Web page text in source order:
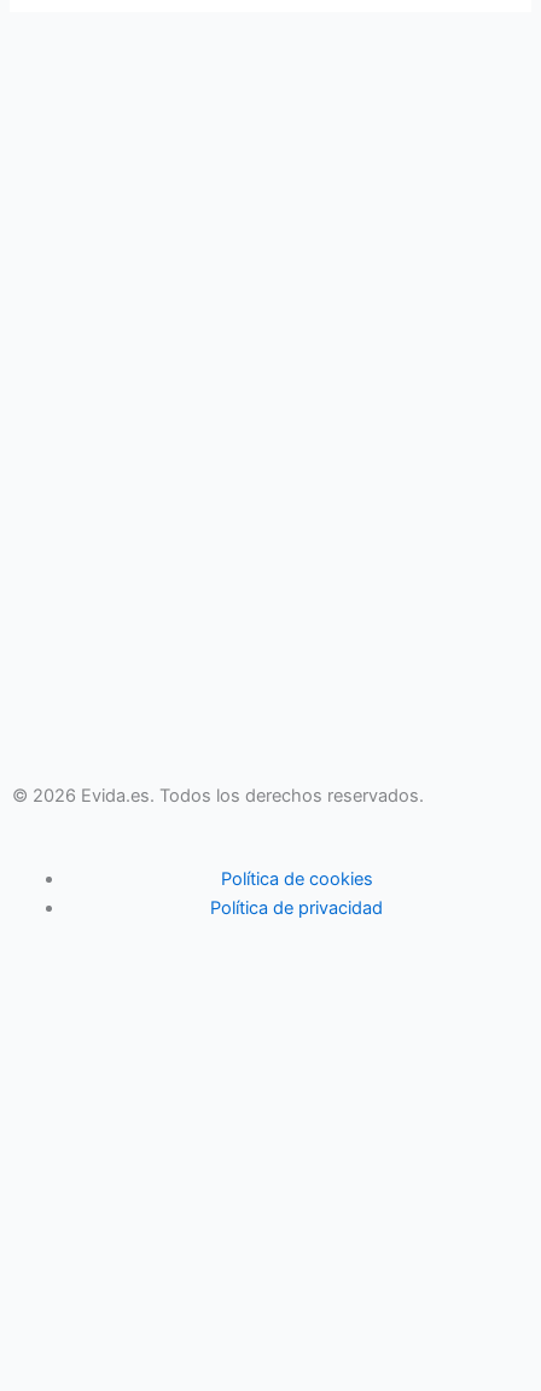
© 2026 Evida.es. Todos los derechos reservados.
Política de cookies
Política de privacidad